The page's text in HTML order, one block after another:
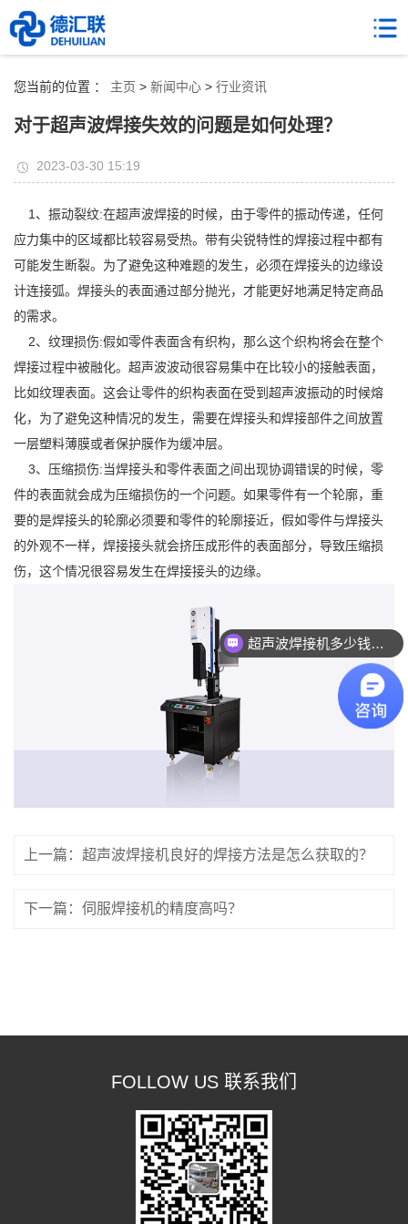
您当前的位置 ： 主页 > 新闻中心 > 行业资讯
对于超声波焊接失效的问题是如何处理？
2023-03-30 15:19
1、振动裂纹:在超声波焊接的时候，由于零件的振动传递，任何
应力集中的区域都比较容易受热。带有尖锐特性的焊接过程中都有
可能发生断裂。为了避免这种难题的发生，必须在焊接头的边缘设
计连接弧。焊接头的表面通过部分抛光，才能更好地满足特定商品
的需求。
2、纹理损伤:假如零件表面含有织构，那么这个织构将会在整个
焊接过程中被融化。超声波波动很容易集中在比较小的接触表面，
比如纹理表面。这会让零件的织构表面在受到超声波振动的时候熔
化，为了避免这种情况的发生，需要在焊接头和焊接部件之间放置
一层塑料薄膜或者保护膜作为缓冲层。
3、压缩损伤:当焊接头和零件表面之间出现协调错误的时候，零
件的表面就会成为压缩损伤的一个问题。如果零件有一个轮廓，重
要的是焊接头的轮廓必须要和零件的轮廓接近，假如零件与焊接头
的外观不一样，焊接接头就会挤压成形件的表面部分，导致压缩损
伤，这个情况很容易发生在焊接接头的边缘。
上一篇：超声波焊接机良好的焊接方法是怎么获取的？
下一篇：伺服焊接机的精度高吗？
FOLLOW US 联系我们
超声波焊接机多少钱一台？